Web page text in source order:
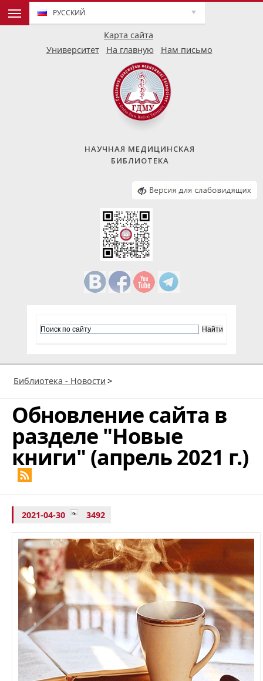
Карта сайта
РУССКИЙ
Университет На главную Нам письмо
НАУЧНАЯ МЕДИЦИНСКАЯ
БИБЛИОТЕКА
Библиотека - Новости >
Обновление сайта в
разделе "Новые
книги" (апрель 2021 г.)
2021-04-30 3492